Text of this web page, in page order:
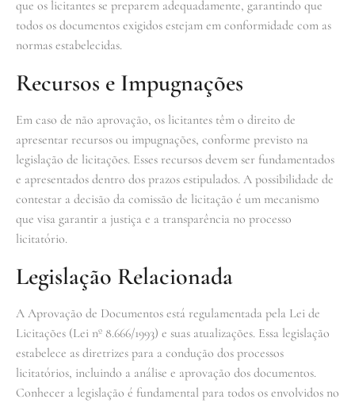
que os licitantes se preparem adequadamente, garantindo que
todos os documentos exigidos estejam em conformidade com as
normas estabelecidas.
Recursos e Impugnações
Em caso de não aprovação, os licitantes têm o direito de
apresentar recursos ou impugnações, conforme previsto na
legislação de licitações. Esses recursos devem ser fundamentados
e apresentados dentro dos prazos estipulados. A possibilidade de
contestar a decisão da comissão de licitação é um mecanismo
que visa garantir a justiça e a transparência no processo
licitatório.
Legislação Relacionada
A Aprovação de Documentos está regulamentada pela Lei de
Licitações (Lei nº 8.666/1993) e suas atualizações. Essa legislação
estabelece as diretrizes para a condução dos processos
licitatórios, incluindo a análise e aprovação dos documentos.
Conhecer a legislação é fundamental para todos os envolvidos no